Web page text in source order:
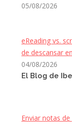
05/08/2026
eReading vs.
de descansar
04/08/2026
El Blog de
Enviar notas